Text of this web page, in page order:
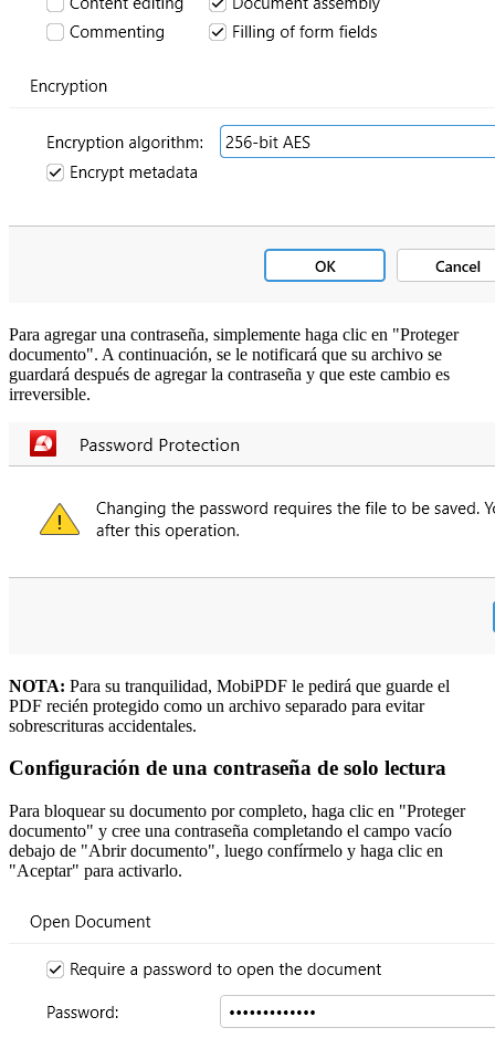
Para agregar una contraseña, simplemente haga clic en "Proteger
documento". A continuación, se le notificará que su archivo se
guardará después de agregar la contraseña y que este cambio es
irreversible.
NOTA: Para su tranquilidad, MobiPDF le pedirá que guarde el
PDF recién protegido como un archivo separado para evitar
sobrescrituras accidentales.
Configuración de una contraseña de solo lectura
Para bloquear su documento por completo, haga clic en "Proteger
documento" y cree una contraseña completando el campo vacío
debajo de "Abrir documento", luego confírmelo y haga clic en
"Aceptar" para activarlo.